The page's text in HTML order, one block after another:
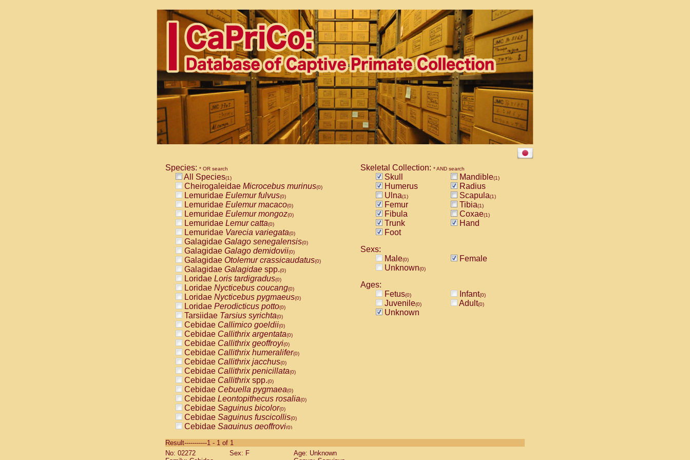
Species: * OR search
All Species(1)
Cheirogaleidae Microcebus murinus(0)
Lemuridae Eulemur fulvus(0)
Lemuridae Eulemur macaco(0)
Lemuridae Eulemur mongoz(0)
Lemuridae Lemur catta(0)
Lemuridae Varecia variegata(0)
Galagidae Galago senegalensis(0)
Galagidae Galago demidovii(0)
Galagidae Otolemur crassicaudatus(0)
Galagidae Galagidae spp.(0)
Loridae Loris tardigradus(0)
Loridae Nycticebus coucang(0)
Loridae Nycticebus pygmaeus(0)
Loridae Perodicticus potto(0)
Tarsiidae Tarsius syrichta(0)
Cebidae Callimico goeldii(0)
Cebidae Callithrix argentata(0)
Cebidae Callithrix geoffroyi(0)
Cebidae Callithrix humeralifer(0)
Cebidae Callithrix jacchus(0)
Cebidae Callithrix penicillata(0)
Cebidae Callithrixspp.(0)
Cebidae Cebuella pygmaea(0)
Cebidae Leontopithecus rosalia(0)
Cebidae Saguinus bicolor(0)
Cebidae Saguinus fuscicollis(0)
Cebidae Saguinus geoffroyi(0)
CebidaeSaguinus labiatus(0)
Cebidae Saguinus leucopus (0)
Skeletal Collection: * AND search
Skull Mandible(1)
Humerus
Radius
Ulna(1) Scapula(1)
Femur Tibia(1)
Fibula Coxae(1)
Trunk
Hand
Foot
Sexs:
Male(0)
Female
Unknown(0)
Ages:
Fetus(0) Infant(0)
Juvenile(0) Adult(0)
Unknown
Result-----------1 - 1 of 1
No: 02272
Sex: F
Age: Unknown